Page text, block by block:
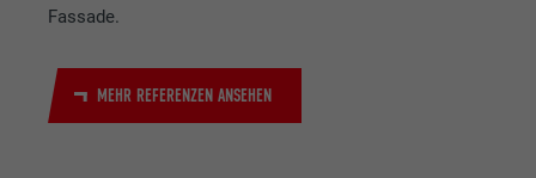
Fassade.
MEHR REFERENZEN ANSEHEN